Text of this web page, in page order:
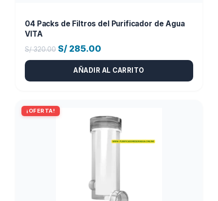
04 Packs de Filtros del Purificador de Agua
VITA
S/320.00 El
precio
original
S/ 285.00
precio
actual
AÑADIR AL CARRITO
¡OFERTA!